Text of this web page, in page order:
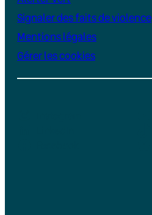
Signaler des faits de violence
Mentions légales
Gérer les cookies